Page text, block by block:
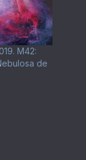
M42:
de